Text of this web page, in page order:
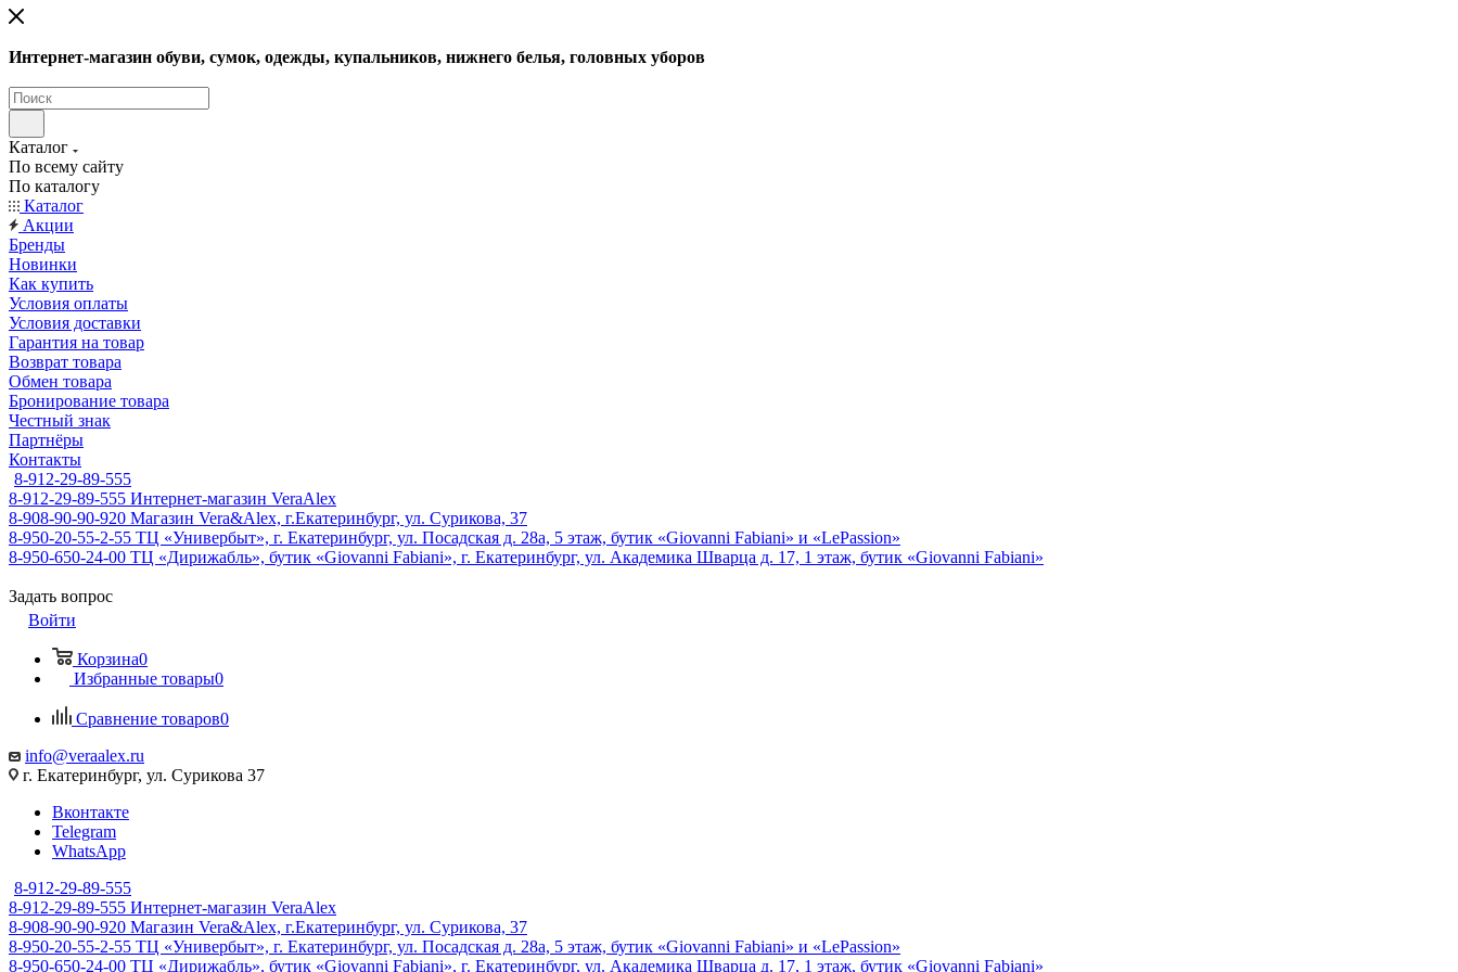
Интернет-магазин обуви, сумок, одежды, купальников, нижнего белья, головных уборов
Каталог
По всему сайту
По каталогу
Каталог
Акции
Бренды
Новинки
Как купить
Условия оплаты
Условия доставки
Гарантия на товар
Возврат товара
Обмен товара
Бронирование товара
Честный знак
Партнёры
Контакты
8-912-29-89-555
8-912-29-89-555 Интернет-магазин VeraAlex
8-908-90-90-920 Магазин Vera&Alex, г.Екатеринбург, ул. Сурикова, 37
8-950-20-55-2-55 ТЦ «Универбыт», г. Екатеринбург, ул. Посадская д. 28а, 5 этаж, бутик «Giovanni Fabiani» и «LePassion»
8-950-650-24-00 ТЦ «Дирижабль», бутик «Giovanni Fabiani», г. Екатеринбург, ул. Академика Шварца д. 17, 1 этаж, бутик «Giovanni Fabiani»
Задать вопрос
Войти
Корзина0
Избранные товары0
Сравнение товаров0
info@veraalex.ru
г. Екатеринбург, ул. Сурикова 37
Вконтакте
Telegram
WhatsApp
8-912-29-89-555
8-912-29-89-555 Интернет-магазин VeraAlex
8-908-90-90-920 Магазин Vera&Alex, г.Екатеринбург, ул. Сурикова, 37
8-950-20-55-2-55 ТЦ «Универбыт», г. Екатеринбург, ул. Посадская д. 28а, 5 этаж, бутик «Giovanni Fabiani» и «LePassion»
8-950-650-24-00 ТЦ «Дирижабль», бутик «Giovanni Fabiani», г. Екатеринбург, ул. Академика Шварца д. 17, 1 этаж, бутик «Giovanni Fabiani»